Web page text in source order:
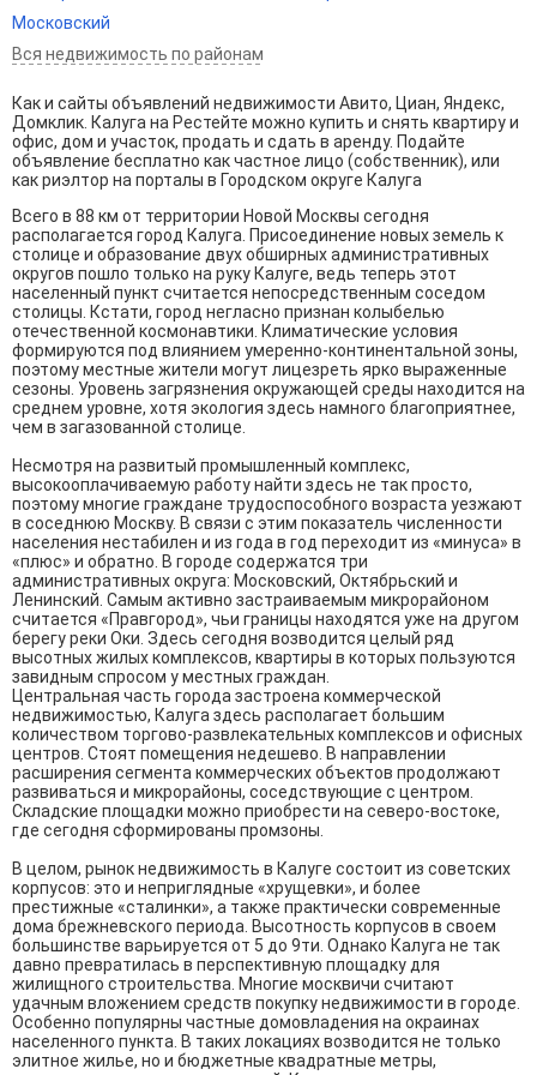
Московский
Вся недвижимость по районам
Как и сайты объявлений недвижимости Авито, Циан, Яндекс,
Домклик. Калуга на Рестейте можно купить и снять квартиру и
офис, дом и участок, продать и сдать в аренду. Подайте
объявление бесплатно как частное лицо (собственник), или
как риэлтор на порталы в Городском округе Калуга
Всего в 88 км от территории Новой Москвы сегодня
располагается город Калуга. Присоединение новых земель к
столице и образование двух обширных административных
округов пошло только на руку Калуге, ведь теперь этот
населенный пункт считается непосредственным соседом
столицы. Кстати, город негласно признан колыбелью
отечественной космонавтики. Климатические условия
формируются под влиянием умеренно-континентальной зоны,
поэтому местные жители могут лицезреть ярко выраженные
сезоны. Уровень загрязнения окружающей среды находится на
среднем уровне, хотя экология здесь намного благоприятнее,
чем в загазованной столице.
Несмотря на развитый промышленный комплекс,
высокооплачиваемую работу найти здесь не так просто,
поэтому многие граждане трудоспособного возраста уезжают
в соседнюю Москву. В связи с этим показатель численности
населения нестабилен и из года в год переходит из «минуса» в
«плюс» и обратно. В городе содержатся три
административных округа: Московский, Октябрьский и
Ленинский. Самым активно застраиваемым микрорайоном
считается «Правгород», чьи границы находятся уже на другом
берегу реки Оки. Здесь сегодня возводится целый ряд
высотных жилых комплексов, квартиры в которых пользуются
завидным спросом у местных граждан.
Центральная часть города застроена коммерческой
недвижимостью, Калуга здесь располагает большим
количеством торгово-развлекательных комплексов и офисных
центров. Стоят помещения недешево. В направлении
расширения сегмента коммерческих объектов продолжают
развиваться и микрорайоны, соседствующие с центром.
Складские площадки можно приобрести на северо-востоке,
где сегодня сформированы промзоны.
В целом, рынок недвижимость в Калуге состоит из советских
корпусов: это и неприглядные «хрущевки», и более
престижные «сталинки», а также практически современные
дома брежневского периода. Высотность корпусов в своем
большинстве варьируется от 5 до 9ти. Однако Калуга не так
давно превратилась в перспективную площадку для
жилищного строительства. Многие москвичи считают
удачным вложением средств покупку недвижимости в городе.
Особенно популярны частные домовладения на окраинах
населенного пункта. В таких локациях возводится не только
элитное жилье, но и бюджетные квадратные метры,